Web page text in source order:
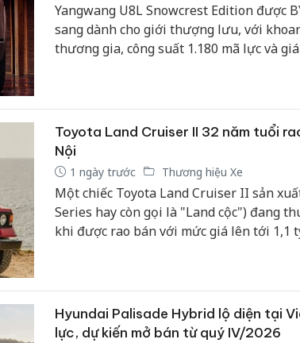
Yangwang U8L Snowcrest Edition được
sang dành cho giới thượng lưu, với
thương gia, công suất 1.180 mã lực và
những tên tuổi lâu đời trong phân khúc
Toyota Land Cruiser II 32 năm tuổi
Nội
1 ngày trước Thương hiệu Xe
Một chiếc Toyota Land Cruiser II sản
Series hay còn gọi là "Land cộc") đang
khi được rao bán với mức giá lên tới 1,1
cùng màu sơn ngoại thất đỏ hiếm gặp.
Hyundai Palisade Hybrid lộ diện tại
lực, dự kiến mở bán từ quý IV/2026